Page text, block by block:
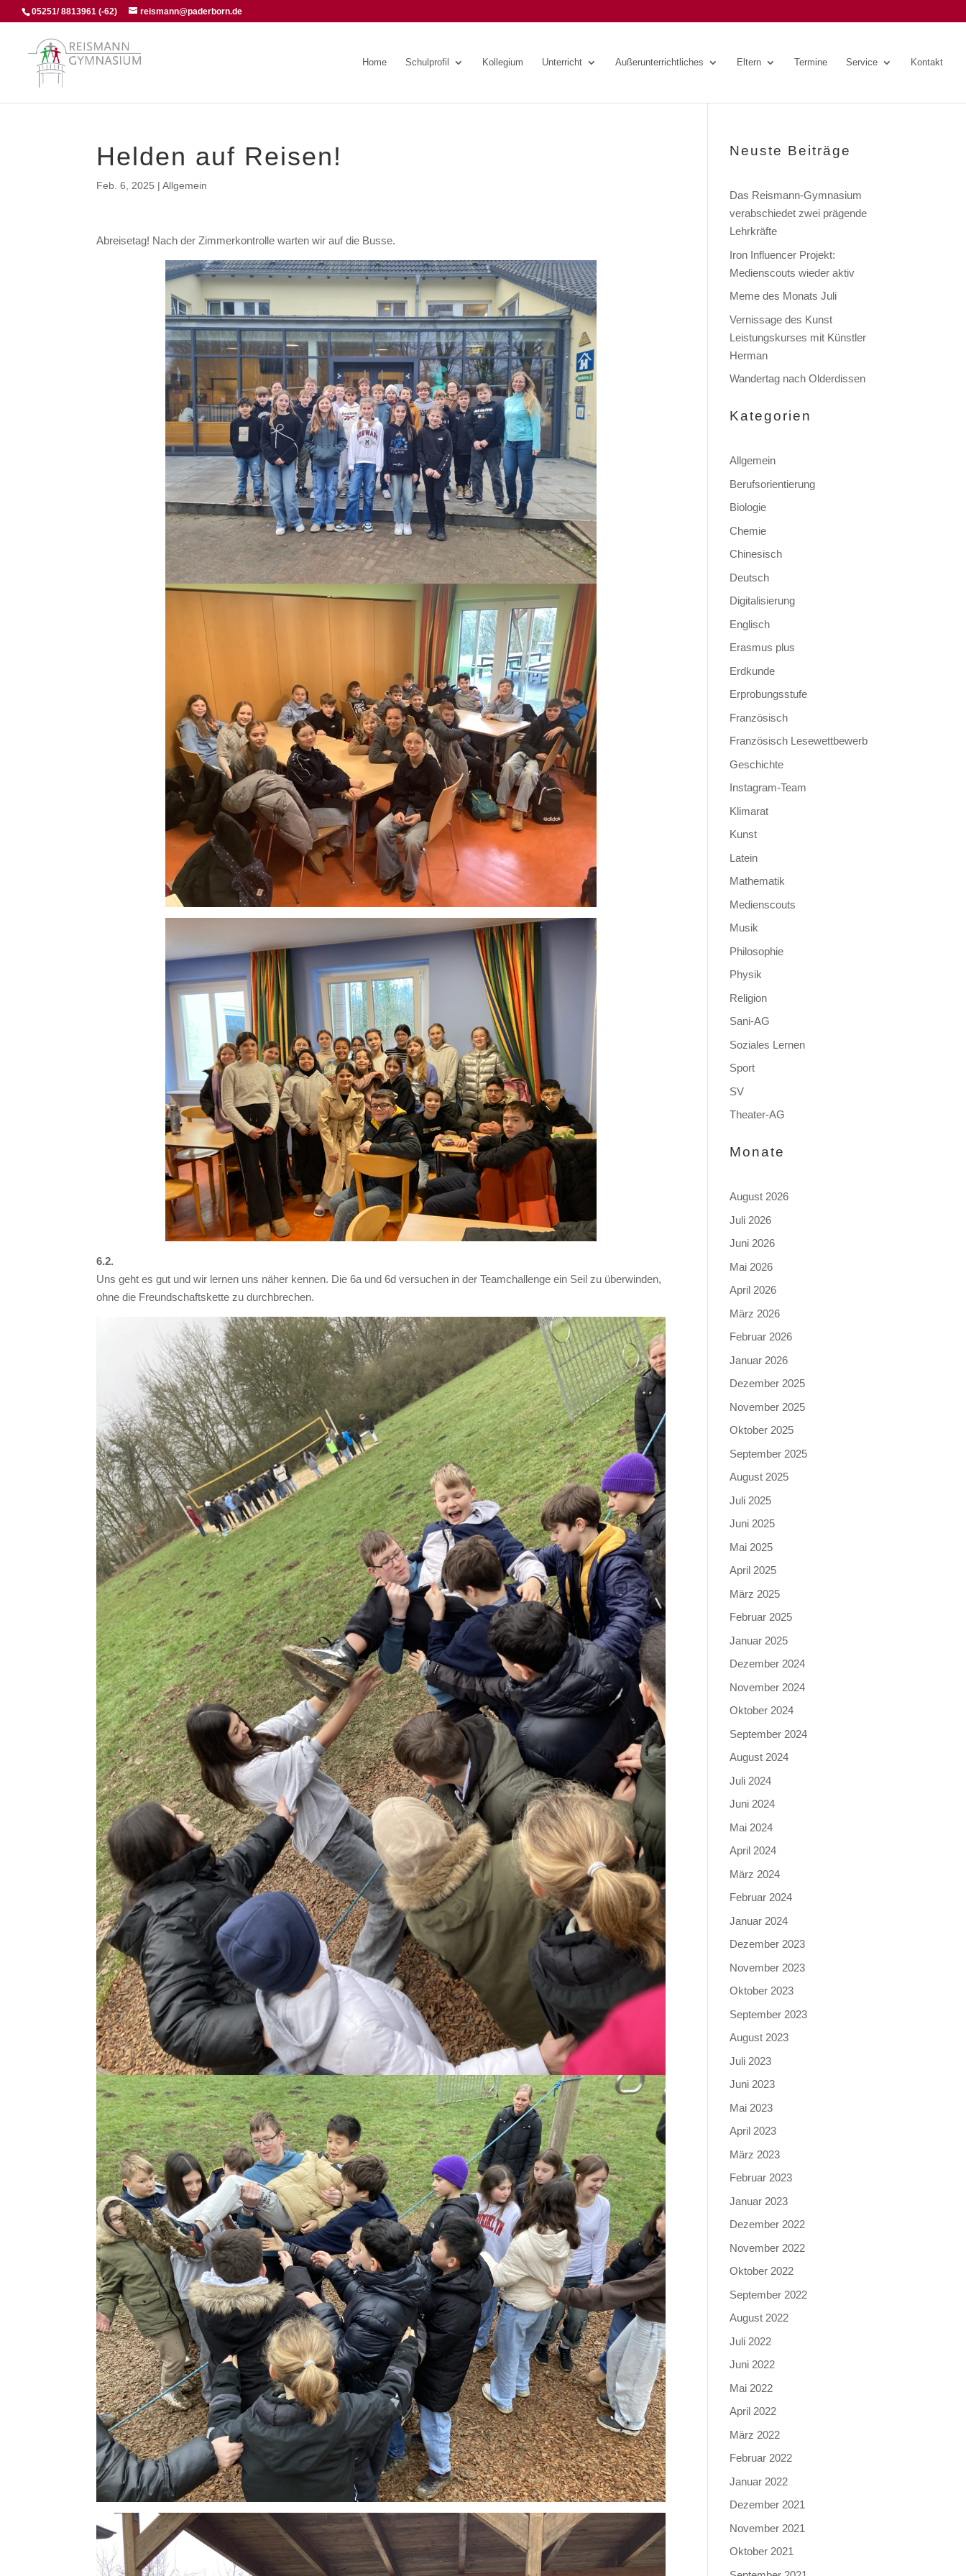
05251/ 8813961 (-62) reismann@paderborn.de
Home Schulprofil Kollegium Unterricht Außerunterrichtliches Eltern Termine Service Kontakt
Helden auf Reisen!
Feb. 6, 2025 |Allgemein
Abreisetag! Nach der Zimmerkontrolle warten wir auf die Busse.
6.2.
Uns geht es gut und wir lernen uns näher kennen. Die 6a und 6d versuchen in der Teamchallenge ein Seil zu überwinden,
ohne die Freundschaftskette zu durchbrechen.
Neuste Beiträge
Das Reismann-Gymnasium
verabschiedet zwei prägende
Lehrkräfte
Iron Influencer Projekt:
Medienscouts wieder aktiv
Meme des Monats Juli
Vernissage des Kunst
Leistungskurses mit Künstler
Herman
Wandertag nach Olderdissen
Kategorien
Allgemein
Berufsorientierung
Biologie
Chemie
Chinesisch
Deutsch
Digitalisierung
Englisch
Erasmus plus
Erdkunde
Erprobungsstufe
Französisch
Französisch Lesewettbewerb
Geschichte
Instagram-Team
Klimarat
Kunst
Latein
Mathematik
Medienscouts
Musik
Philosophie
Physik
Religion
Sani-AG
Soziales Lernen
Sport
SV
Theater-AG
Monate
August 2026
Juli 2026
Juni 2026
Mai 2026
April 2026
März 2026
Februar 2026
Januar 2026
Dezember 2025
November 2025
Oktober 2025
September 2025
August 2025
Juli 2025
Juni 2025
Mai 2025
April 2025
März 2025
Februar 2025
Januar 2025
Dezember 2024
November 2024
Oktober 2024
September 2024
August 2024
Juli 2024
Juni 2024
Mai 2024
April 2024
März 2024
Februar 2024
Januar 2024
Dezember 2023
November 2023
Oktober 2023
September 2023
August 2023
Juli 2023
Juni 2023
Mai 2023
April 2023
März 2023
Februar 2023
Januar 2023
Dezember 2022
November 2022
Oktober 2022
September 2022
August 2022
Juli 2022
Juni 2022
Mai 2022
April 2022
März 2022
Februar 2022
Januar 2022
Dezember 2021
November 2021
Oktober 2021